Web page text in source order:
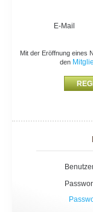
E-Mail
Mit der Eröffnung eines
den